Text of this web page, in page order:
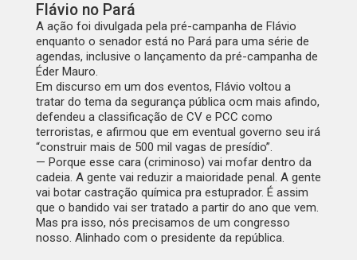
Flávio no Pará
A ação foi divulgada pela pré-campanha de Flávio
enquanto o senador está no Pará para uma série de
agendas, inclusive o lançamento da pré-campanha de
Éder Mauro.
Em discurso em um dos eventos, Flávio voltou a
tratar do tema da segurança pública ocm mais afindo,
defendeu a classificação de CV e PCC como
terroristas, e afirmou que em eventual governo seu irá
“construir mais de 500 mil vagas de presídio”.
— Porque esse cara (criminoso) vai mofar dentro da
cadeia. A gente vai reduzir a maioridade penal. A gente
vai botar castração química pra estuprador. É assim
que o bandido vai ser tratado a partir do ano que vem.
Mas pra isso, nós precisamos de um congresso
nosso. Alinhado com o presidente da república.